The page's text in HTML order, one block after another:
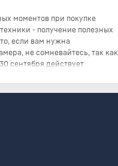
моментов при покупке
- получение полезных
если вам нужна
не сомневайтесь, так как
сентября действует